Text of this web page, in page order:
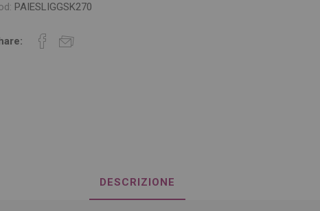
PAIESLIGGSK270
DESCRIZIONE